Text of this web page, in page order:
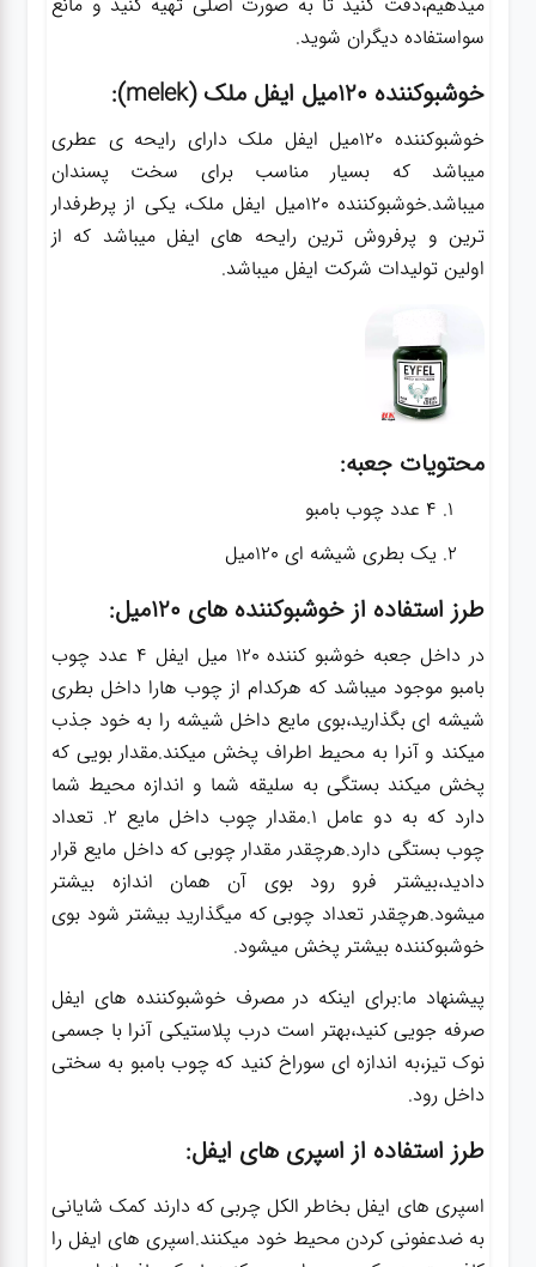
سواستفاده دیگران شوید.
خوشبوکننده 120میل ایفل ملک (melek):
خوشبوکننده 120میل ایفل ملک دارای رایحه ی عطری
میباشد که بسیار مناسب برای سخت پسندان
میباشد.خوشبوکننده 120میل ایفل ملک، یکی از پرطرفدار
ترین و پرفروش ترین رایحه های ایفل میباشد که از
اولین تولیدات شرکت ایفل میباشد.
محتویات جعبه:
4 عدد چوب بامبو
یک بطری شیشه ای 120میل
طرز استفاده از خوشبوکننده های 120میل:
در داخل جعبه خوشبو کننده 120 میل ایفل 4 عدد چوب
بامبو موجود میباشد که هرکدام از چوب هارا داخل بطری
شیشه ای بگذارید،بوی مایع داخل شیشه را به خود جذب
میکند و آنرا به محیط اطراف پخش میکند.مقدار بویی که
پخش میکند بستگی به سلیقه شما و اندازه محیط شما
دارد که به دو عامل 1.مقدار چوب داخل مایع 2. تعداد
چوب بستگی دارد.هرچقدر مقدار چوبی که داخل مایع قرار
دادید،بیشتر فرو رود بوی آن همان اندازه بیشتر
میشود.هرچقدر تعداد چوبی که میگذارید بیشتر شود بوی
خوشبوکننده بیشتر پخش میشود.
پیشنهاد ما:برای اینکه در مصرف خوشبوکننده های ایفل
صرفه جویی کنید،بهتر است درب پلاستیکی آنرا با جسمی
نوک تیز،به اندازه ای سوراخ کنید که چوب بامبو به سختی
داخل رود.
طرز استفاده از اسپری های ایفل:
اسپری های ایفل بخاطر الکل چربی که دارند کمک شایانی
به ضدعفونی کردن محیط خود میکنند.اسپری های ایفل را